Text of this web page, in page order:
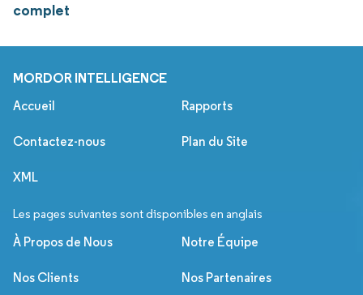
complet
MORDOR INTELLIGENCE
Accueil Rapports
Contactez-nous Plan du Site
XML
Les pages suivantes sont disponibles en anglais
À Propos de Nous Notre Équipe
Nos Clients Nos Partenaires